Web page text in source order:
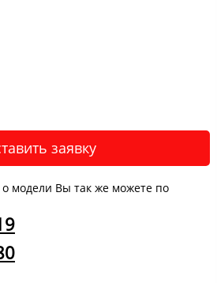
заявку
модели Вы так же можете по